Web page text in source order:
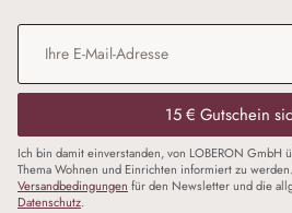
E-Mail-Adresse
15 € Gutschein
Ich bin damit einverstanden, von LOBERON GmbH
Thema Wohnen und Einrichten informiert zu
Versandbedingungen für den Newsletter und die
Datenschutz.